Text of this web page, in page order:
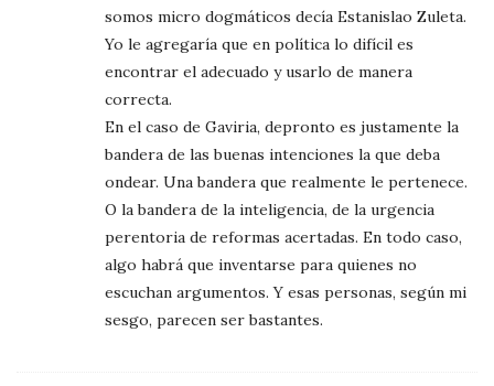
somos micro dogmáticos decía Estanislao Zuleta.
Yo le agregaría que en política lo difícil es
encontrar el adecuado y usarlo de manera
correcta.
En el caso de Gaviria, depronto es justamente la
bandera de las buenas intenciones la que deba
ondear. Una bandera que realmente le pertenece.
O la bandera de la inteligencia, de la urgencia
perentoria de reformas acertadas. En todo caso,
algo habrá que inventarse para quienes no
escuchan argumentos. Y esas personas, según mi
sesgo, parecen ser bastantes.